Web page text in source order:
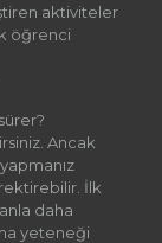
aktiviteler
öğrenci
Ancak
İlk
daha
yeteneği